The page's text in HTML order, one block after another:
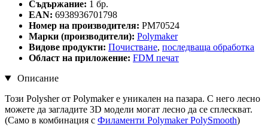
Съдържание: 1 бр.
EAN: 6938936701798
Номер на производителя: PM70524
Марки (производители): Polymaker
Видове продукти: Почистване, последваща обработка
Област на приложение: FDM печат
Описание
Този Polysher от Polymaker е уникален на пазара. С него лесно
можете да загладите 3D модели могат лесно да се сплескват.
(Само в комбинация с Филаменти Polymaker PolySmooth)